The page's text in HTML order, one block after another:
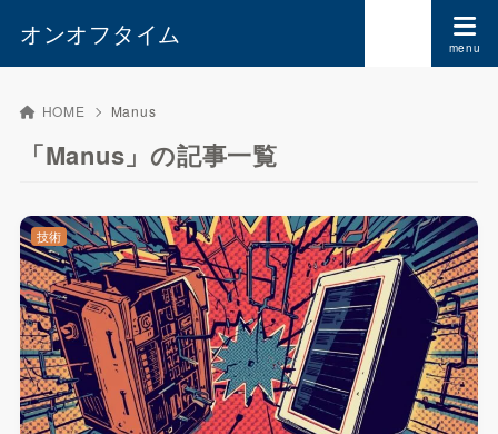
オンオフタイム
HOME Manus
「Manus」の記事一覧
技術